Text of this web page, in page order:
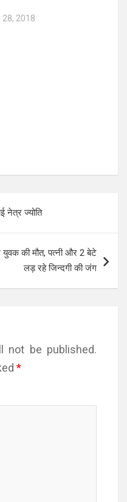
28, 2018
नेत्र ज्योति
युवक की मौत, पत्नी और 2 बेटे
लड़ रहे जिन्दगी की जंग
not be published.
*